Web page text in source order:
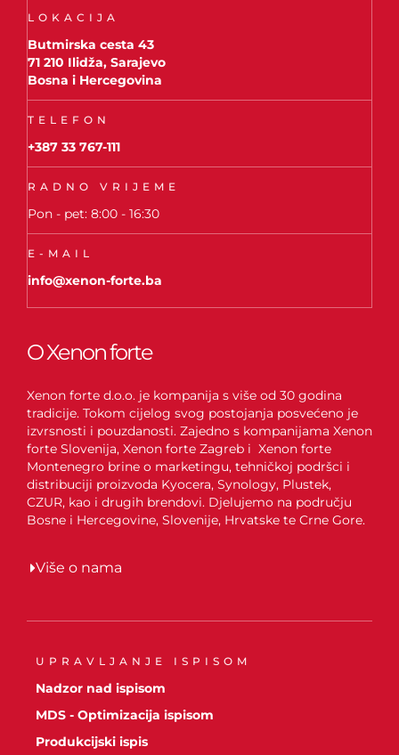
LOKACIJA
Butmirska cesta 43
71 210 Ilidža, Sarajevo
Bosna i Hercegovina
TELEFON
+387 33 767-111
RADNO VRIJEME
Pon - pet: 8:00 - 16:30
E-MAIL
info@xenon-forte.ba
O Xenon forte
Xenon forte d.o.o. je kompanija s više od 30 godina
tradicije. Tokom cijelog svog postojanja posvećeno je
izvrsnosti i pouzdanosti. Zajedno s kompanijama Xenon
forte Slovenija, Xenon forte Zagreb i Xenon forte
Montenegro brine o marketingu, tehničkoj podršci i
distribuciji proizvoda Kyocera, Synology, Plustek,
CZUR, kao i drugih brendovi. Djelujemo na području
Bosne i Hercegovine, Slovenije, Hrvatske te Crne Gore.
Više o nama
UPRAVLJANJE ISPISOM
Nadzor nad ispisom
MDS - Optimizacija ispisom
Produkcijski ispis